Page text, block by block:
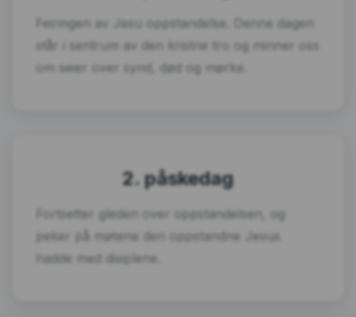
Feiringen av Jesu oppstandelse. Denne dagen
står i sentrum av den kristne tro og minner oss
om seier over synd, død og mørke.
2. påskedag
Fortsetter gleden over oppstandelsen, og
peker på møtene den oppstandne Jesus
hadde med disiplene.